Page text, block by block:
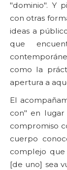
"dominio". Y
con otras
ideas a
que
como la
apertura a
El
con" en
compromiso
cuerpo
complejo
[de uno] sea